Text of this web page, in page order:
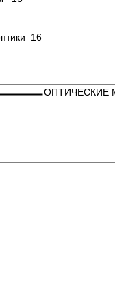
16
ОПТИЧЕСКИЕ